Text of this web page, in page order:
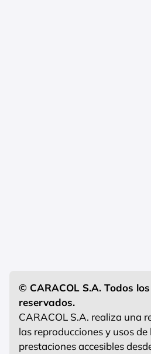
© CARACOL S.A. Todos
reservados.
CARACOL S.A. realiza una
las reproducciones y usos
prestaciones accesibles